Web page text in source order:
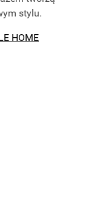
stylu.
HOME